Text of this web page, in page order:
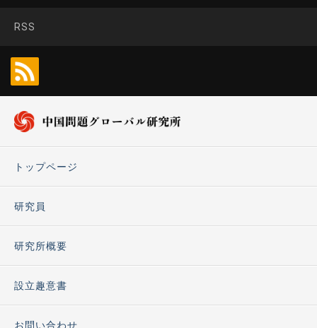
RSS
トップページ
研究員
研究所概要
設立趣意書
お問い合わせ